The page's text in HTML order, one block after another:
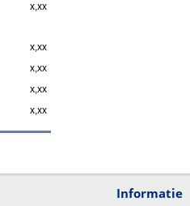
x,xx
x,xx
x,xx
x,xx
x,xx
Informatie